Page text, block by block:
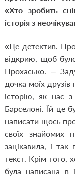
«Хто зробить
історія з
«Це детектив.
відкрию, щоб
Прохасько. –
дочка моїх друзів
історію, як нас
Барселоні. Їй це
написати щось про
своїх знайомих
зацікавила, і
текст. Крім того,
була написана